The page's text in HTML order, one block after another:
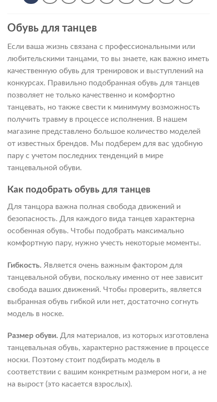
Обувь для танцев
Если ваша жизнь связана с профессиональными или
любительскими танцами, то вы знаете, как важно иметь
качественную обувь для тренировок и выступлений на
конкурсах. Правильно подобранная обувь для танцев
позволяет не только качественно и комфортно
танцевать, но также свести к минимуму возможность
получить травму в процессе исполнения. В нашем
магазине представлено большое количество моделей
от известных брендов. Мы подберем для вас удобную
пару с учетом последних тенденций в мире
танцевальной обуви.
Как подобрать обувь для танцев
Для танцора важна полная свобода движений и
безопасность. Для каждого вида танцев характерна
особенная обувь. Чтобы подобрать максимально
комфортную пару, нужно учесть некоторые моменты.
Гибкость. Является очень важным фактором для
танцевальной обуви, поскольку именно от нее зависит
свобода ваших движений. Чтобы проверить, является
выбранная обувь гибкой или нет, достаточно согнуть
модель в носке.
Размер обуви. Для материалов, из которых изготовлена
танцевальная обувь, характерно растяжение в процессе
носки. Поэтому стоит подбирать модель в
соответствии с вашим конкретным размером ноги, а не
на вырост (это касается взрослых).